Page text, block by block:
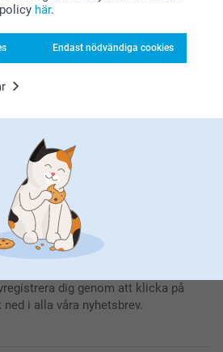
här.
Endast nödvändiga cookies
på vårt nyhetsbrev får du den senaste
och specialerbjudanden. Det
dig genom att klicka på
i alla våra nyhetsbrev.